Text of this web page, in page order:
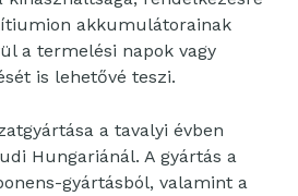
akkumulátorainak
a termelési napok vagy
is lehetővé teszi.
a tavalyi évben
Hungariánál. A gyártás a
gyártásból, valamint a